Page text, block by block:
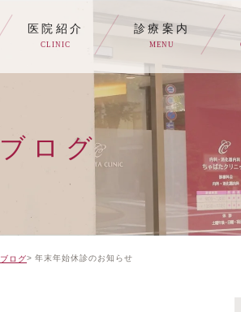
医院紹介
CLINIC
診療案内
MENU
各種内視鏡検査について
生活習慣病
消化器内科・内科
トイレの症状でお悩みの
ブログ
ブログ 年末年始休診のお知らせ